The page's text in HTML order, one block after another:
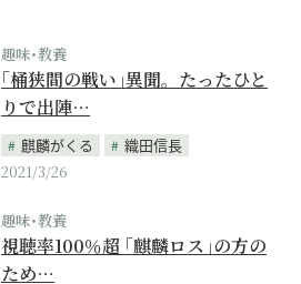
趣味･教養
｢桶狭間の戦い｣異聞。たったひと
りで出陣…
麒麟がくる
織田信長
2021/3/26
趣味･教養
視聴率100％超 ｢麒麟ロス｣の方の
ため…